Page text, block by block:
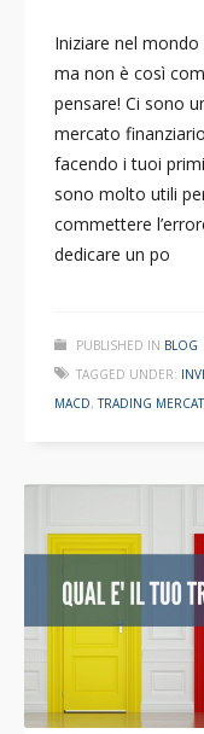
Iniziare nel
ma non è così
pensare! Ci sono
mercato
facendo i tuoi
sono molto utili
commettere
dedicare un po
PUBLISHED IN BLOG
TAGGED UNDER:
MACD,TRADING